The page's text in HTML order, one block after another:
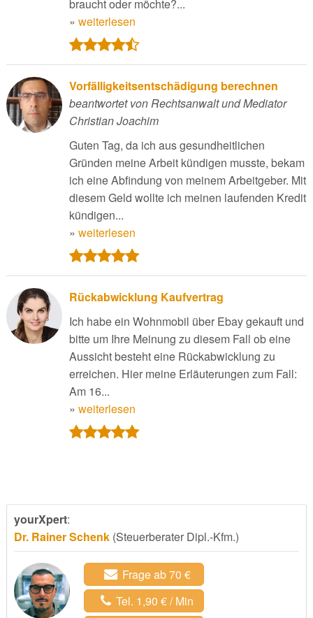
yourXpert:
Dr. Rainer Schenk(Steuerberater Dipl.-Kfm.)
Frage ab 70 €
Tel. 1,90 € / Min
braucht oder möchte?...
» weiterlesen
Vorfälligkeitsentschädigung berechnen
beantwortet von Rechtsanwalt und Mediator
Christian Joachim
Guten Tag, da ich aus gesundheitlichen
Gründen meine Arbeit kündigen musste, bekam
ich eine Abfindung von meinem Arbeitgeber. Mit
diesem Geld wollte ich meinen laufenden Kredit
kündigen...
» weiterlesen
Rückabwicklung Kaufvertrag
Ich habe ein Wohnmobil über Ebay gekauft und
bitte um Ihre Meinung zu diesem Fall ob eine
Aussicht besteht eine Rückabwicklung zu
erreichen. Hier meine Erläuterungen zum Fall:
Am 16...
» weiterlesen